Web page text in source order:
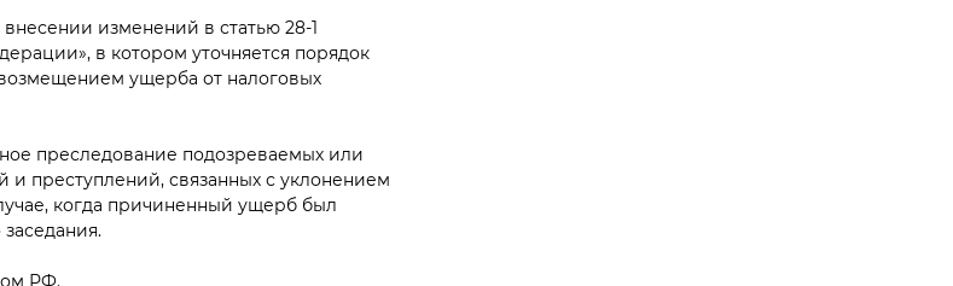
изменений в статью 28-1
в котором уточняется порядок
ущерба от налоговых
преследование подозреваемых или
преступлений, связанных с уклонением
когда причиненный ущерб был
РФ.